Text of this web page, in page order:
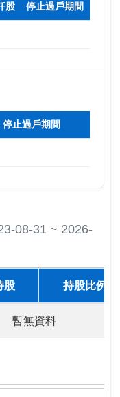
股 停止過戶期間
停止過戶期間
08-31 ~ 2026-
股 持股比例
暫無資料